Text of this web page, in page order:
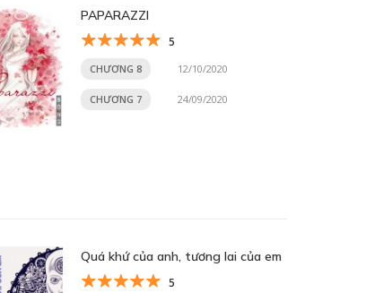
PAPARAZZI
5
CHƯƠNG 8 12/10/2020
CHƯƠNG 7 24/09/2020
Quá khứ của anh, tương lai của em
5